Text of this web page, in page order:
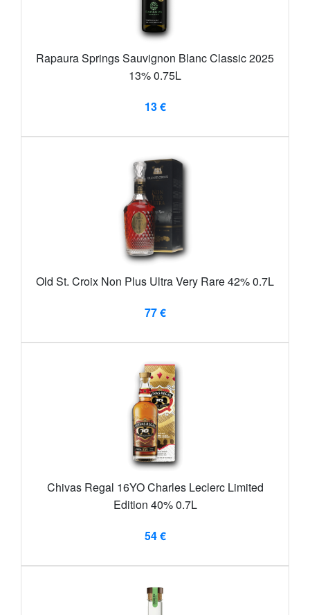
Rapaura Springs Sauvignon Blanc Classic 2025
13% 0.75L
13 €
Old St. Croix Non Plus Ultra Very Rare 42% 0.7L
77 €
Chivas Regal 16YO Charles Leclerc Limited
Edition 40% 0.7L
54 €